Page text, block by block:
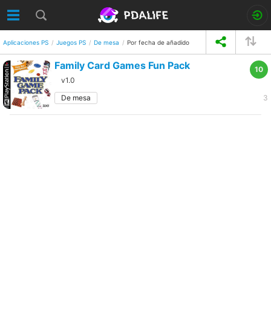
Aplicaciones PS Juegos PS De mesa Por fecha de añadido
10
Family Card Games Fun Pack
v1.0
De mesa
3